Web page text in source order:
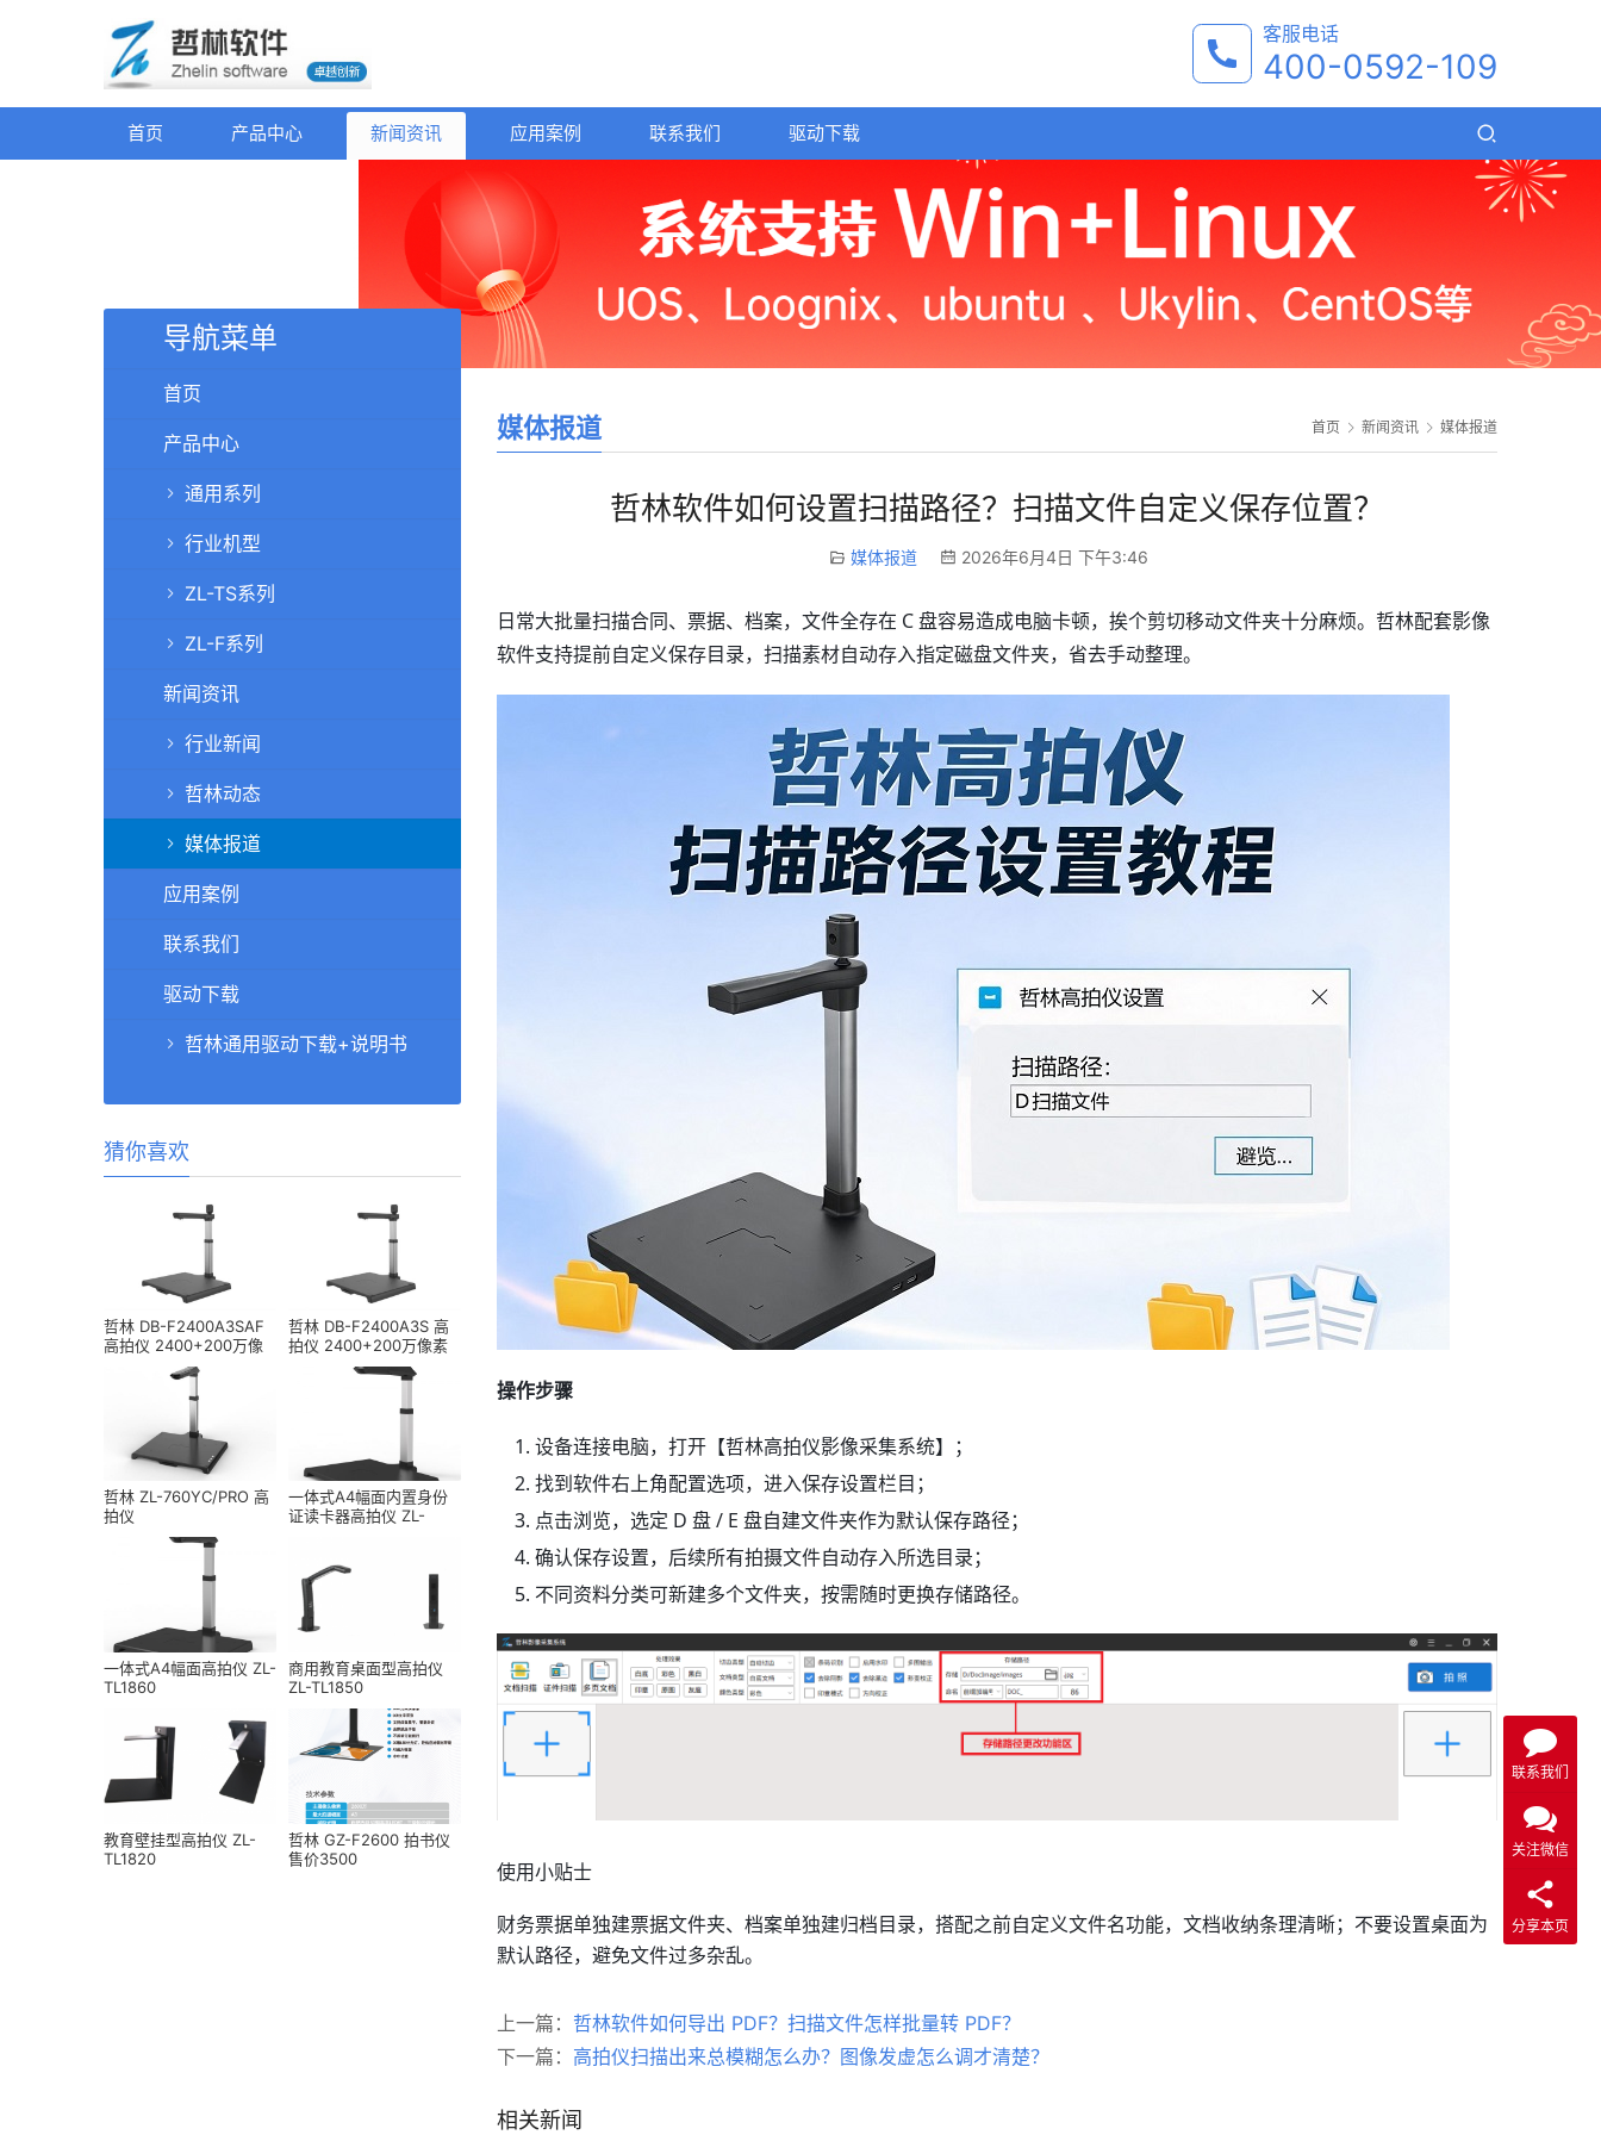
客服电话
400-0592-109
首页 产品中心 新闻资讯 应用案例 联系我们 驱动下载
首页 新闻资讯 媒体报道
媒体报道
哲林软件如何设置扫描路径？扫描文件自定义保存位置？
媒体报道 2026年6月4日 下午3:46
日常大批量扫描合同、票据、档案，文件全存在 C 盘容易造成电脑卡顿，挨个剪切移动文件夹十分麻烦。哲林配套影像
软件支持提前自定义保存目录，扫描素材自动存入指定磁盘文件夹，省去手动整理。
操作步骤
设备连接电脑，打开【哲林高拍仪影像采集系统】；
找到软件右上角配置选项，进入保存设置栏目；
点击浏览，选定 D 盘 / E 盘自建文件夹作为默认保存路径；
确认保存设置，后续所有拍摄文件自动存入所选目录；
不同资料分类可新建多个文件夹，按需随时更换存储路径。
使用小贴士
财务票据单独建票据文件夹、档案单独建归档目录，搭配之前自定义文件名功能，文档收纳条理清晰；不要设置桌面为
默认路径，避免文件过多杂乱。
上一篇： 哲林软件如何导出 PDF？扫描文件怎样批量转 PDF？
下一篇： 高拍仪扫描出来总模糊怎么办？图像发虚怎么调才清楚？
相关新闻
导航菜单
首页
产品中心
通用系列
行业机型
ZL-TS系列
ZL-F系列
新闻资讯
行业新闻
哲林动态
媒体报道
应用案例
联系我们
驱动下载
哲林通用驱动下载+说明书
猜你喜欢
哲林 DB-F2400A3SAF
高拍仪 2400+200万像
哲林 DB-F2400A3S 高
拍仪 2400+200万像素
哲林 ZL-760YC/PRO 高
拍仪
一体式A4幅面内置身份
证读卡器高拍仪 ZL-
一体式A4幅面高拍仪 ZL-
TL1860
商用教育桌面型高拍仪
ZL-TL1850
教育壁挂型高拍仪 ZL-
TL1820
哲林 GZ-F2600 拍书仪
售价3500
联系我们
关注微信
分享本页